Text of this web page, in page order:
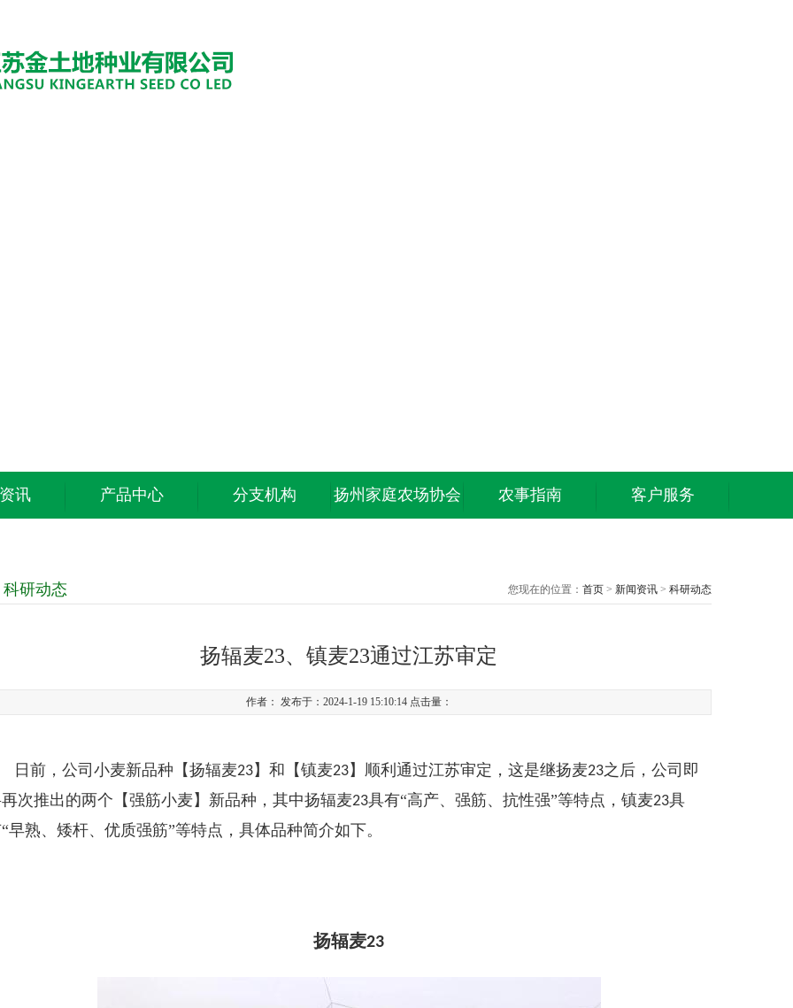
讯 产品中心 分支机构 扬州家庭农场协会 农事指南 客户服务
科研动态 您现在的位置： 首页 > 新闻资讯 > 科研动态
扬辐麦23、镇麦23通过江苏审定
作者： 发布于：2024-1-19 15:10:14 点击量：
日前，公司小麦新品种【扬辐麦23】和【镇麦23】顺利通过江苏审定，这是继扬麦23之后，公司即
次推出的两个【强筋小麦】新品种，其中扬辐麦23具有“高产、强筋、抗性强”等特点，镇麦23具
早熟、矮杆、优质强筋”等特点，具体品种简介如下。
扬辐麦23